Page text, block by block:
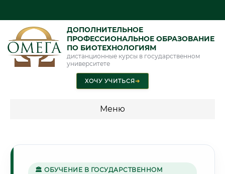
ДОПОЛНИТЕЛЬНОЕ
ПРОФЕССИОНАЛЬНОЕ ОБРАЗОВАНИЕ
ПО БИОТЕХНОЛОГИЯМ
дистанционные курсы в государственном
университете
ХОЧУ УЧИТЬСЯ➜
Меню
🏛 ОБУЧЕНИЕ В ГОСУДАРСТВЕННОМ